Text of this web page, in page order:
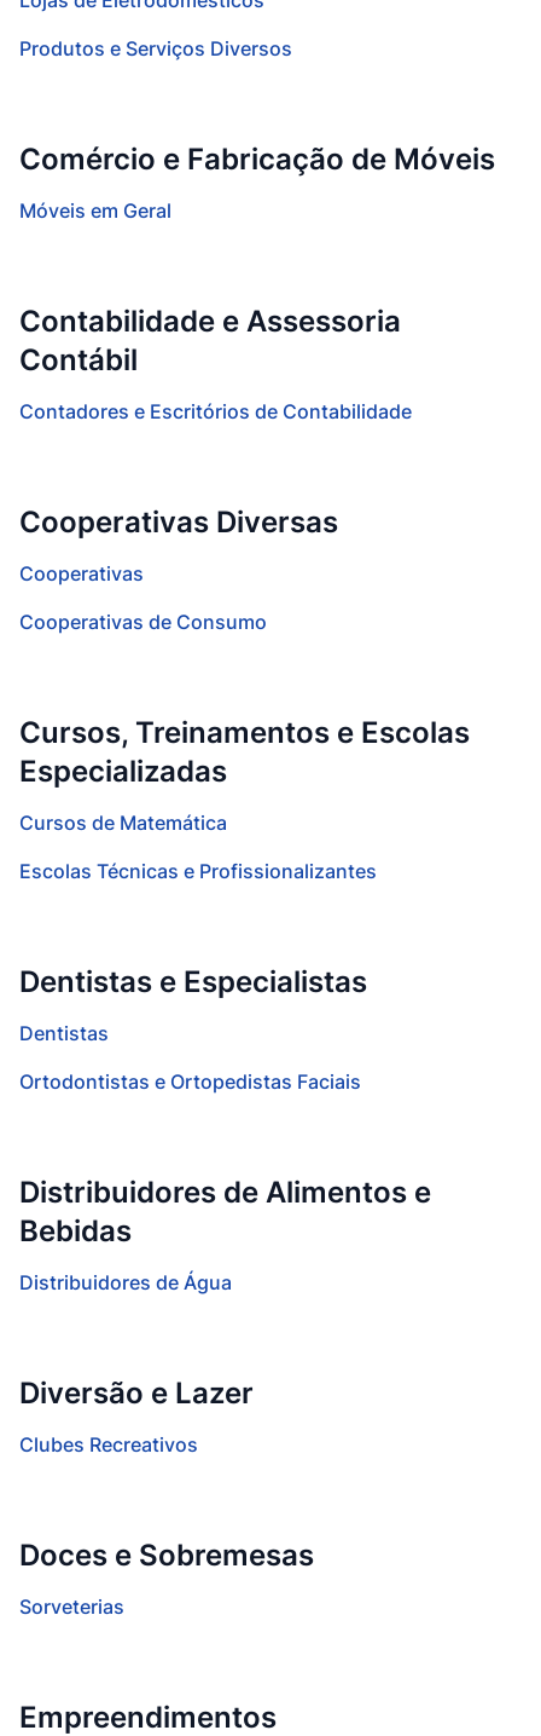
Produtos e Serviços Diversos
Comércio e Fabricação de Móveis
Móveis em Geral
Contabilidade e Assessoria
Contábil
Contadores e Escritórios de Contabilidade
Cooperativas Diversas
Cooperativas
Cooperativas de Consumo
Cursos, Treinamentos e Escolas
Especializadas
Cursos de Matemática
Escolas Técnicas e Profissionalizantes
Dentistas e Especialistas
Dentistas
Ortodontistas e Ortopedistas Faciais
Distribuidores de Alimentos e
Bebidas
Distribuidores de Água
Diversão e Lazer
Clubes Recreativos
Doces e Sobremesas
Sorveterias
Empreendimentos